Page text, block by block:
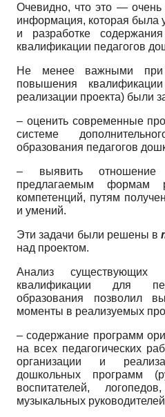
Очевидно, что это — очень
информация, которая была
и разработке
квалификации педагогов
Не менее важными при
повышения
реализации проекта) были
– оценить современные
системе
образования педагогов
– выявить
предлагаемым формам
компетенций, путям
и умений.
Эти задачи были решены в
над проектом.
Анализ существующих
квалификации для
образования позволил
моменты в реализуемых
– содержание программ
на всех педагогических
организации и
дошкольных программ
воспитателей,
музыкальных